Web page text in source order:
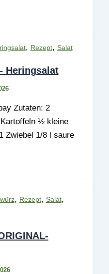
, Rezept, Salat
Heringsalat
Zutaten: 2
½ kleine
Zwiebel 1/8 l saure
, Rezept, Salat,